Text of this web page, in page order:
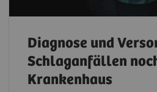
Diagnose und
Schlaganfällen
Krankenhaus